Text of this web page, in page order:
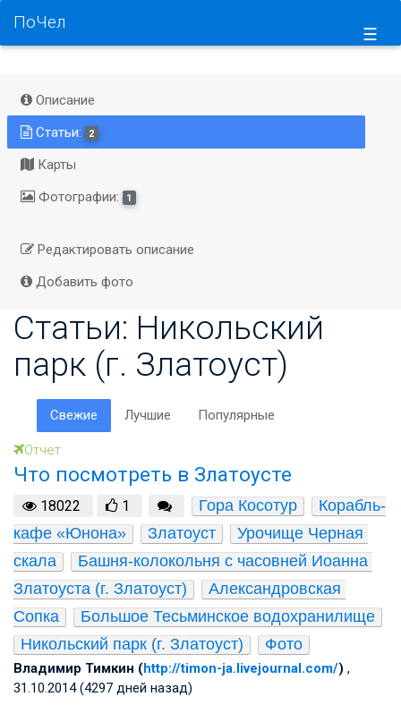
☰
ПоЧел
Описание
Статьи:
2
Карты
Фотографии:
1
Редактировать описание
Добавить фото
Статьи: Никольский
парк (г. Златоуст)
Свежие Лучшие Популярные
Отчет
Что посмотреть в Златоусте
18022 1 Гора Косотур
Корабль-
кафе «Юнона»
Златоуст
Урочище Черная
скала
Башня-колокольня с часовней Иоанна
Златоуста (г. Златоуст)
Александровская
Сопка
Большое Тесьминское водохранилище
Никольский парк (г. Златоуст)
Фото
Владимир Тимкин (http://timon-ja.livejournal.com/) ,
31.10.2014 (4297 дней назад)